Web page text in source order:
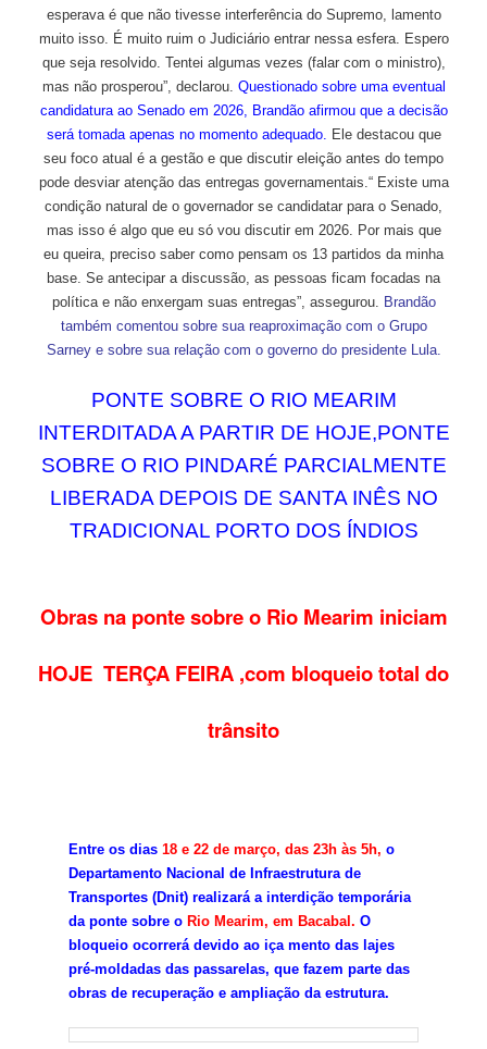
esperava é que não tivesse interferência do Supremo, lamento
muito isso. É muito ruim o Judiciário entrar nessa esfera. Espero
que seja resolvido. Tentei algumas vezes (falar com o ministro),
mas não prosperou”, declarou. Questionado sobre uma eventual
candidatura ao Senado em 2026, Brandão afirmou que a decisão
será tomada apenas no momento adequado.
Ele destacou que
seu foco atual é a gestão e que discutir eleição antes do tempo
pode desviar atenção das entregas governamentais.“ Existe uma
condição natural de o governador se candidatar para o Senado,
mas isso é algo que eu só vou discutir em 2026. Por mais que
eu queira, preciso saber como pensam os 13 partidos da minha
base. Se antecipar a discussão, as pessoas ficam focadas na
política e não enxergam suas entregas”, assegurou.
Brandão
também comentou sobre sua reaproximação com o Grupo
Sarney e sobre sua relação com o governo do presidente Lula.
PONTE SOBRE O RIO MEARIM
INTERDITADA A PARTIR DE HOJE,PONTE
SOBRE O RIO PINDARÉ PARCIALMENTE
LIBERADA DEPOIS DE SANTA INÊS NO
TRADICIONAL PORTO DOS ÍNDIOS
Obras na ponte sobre o Rio Mearim iniciam
HOJE TERÇA FEIRA ,com bloqueio total do
trânsito
Entre os dias 18 e 22 de março, das 23h às 5h, o
Departamento Nacional de Infraestrutura de
Transportes (Dnit) realizará a interdição temporária
da ponte sobre o Rio Mearim, em Bacabal. O
bloqueio ocorrerá devido ao iça mento das lajes
pré-moldadas das passarelas, que fazem parte das
obras de recuperação e ampliação da estrutura.